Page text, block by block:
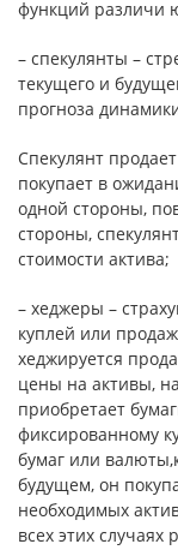
функций различи
– спекулянты –
текущего и
прогноза
Спекулянт
покупает в
одной стороны,
стороны,
стоимости актива;
– хеджеры –
куплей или
хеджируется
цены на активы,
приобретает
фиксированному
бумаг или
будущем, он
необходимых
всех этих случаях